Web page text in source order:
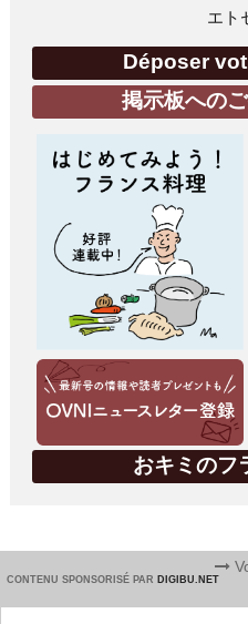
エト
Déposer
掲示板への
おキミのフ
CONTENU SPONSORISÉ PAR DIGIBU.NET